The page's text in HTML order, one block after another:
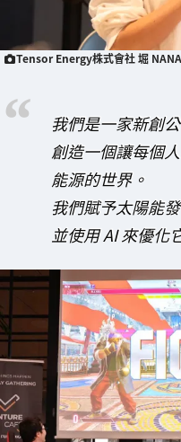
Tensor Energy株式會社 堀
我們是一家新創
創造一個讓每個
能源的世界。
我們賦予太陽能
並使用 AI 來優化